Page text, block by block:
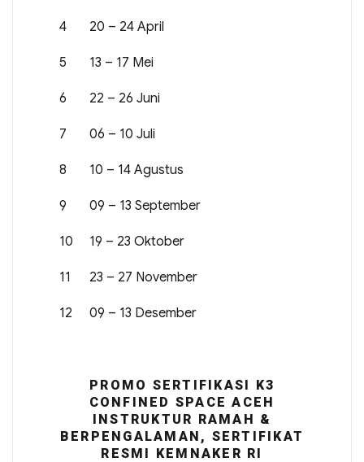
4 20 – 24 April
5 13 – 17 Mei
6 22 – 26 Juni
7 06 – 10 Juli
8 10 – 14 Agustus
9 09 – 13 September
10 19 – 23 Oktober
11 23 – 27 November
12 09 – 13 Desember
PROMO SERTIFIKASI K3
CONFINED SPACE ACEH
INSTRUKTUR RAMAH &
BERPENGALAMAN, SERTIFIKAT
RESMI KEMNAKER RI